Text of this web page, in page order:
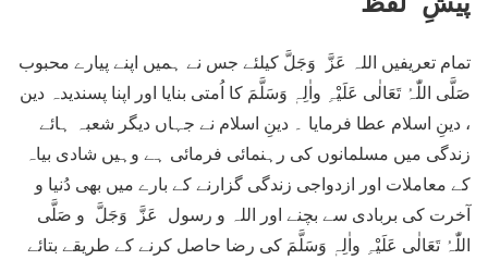
تمام تعریفیں اللہ عَزَّ وَجَلَّ کیلئے جس نے ہمیں اپنے پیارے محبوب
صَلَّی اللّٰہُ تَعَالٰی عَلَیْہِ واٰلِہٖ وَسَلَّمَ کا اُمتی بنایا اور اپنا پسندیدہ دین
، دینِ اسلام عطا فرمایا ۔ دینِ اسلام نے جہاں دیگر شعبہ ہائے
زندگی میں مسلمانوں کی رہنمائی فرمائی ہے وہیں شادی بیاہ
کے معاملات اور ازدواجی زندگی گزارنے کے بارے میں بھی دُنیا و
آخرت کی بربادی سے بچنے اور اللہ و رسول عَزَّ وَجَلَّ و صَلَّی
اللّٰہُ تَعَالٰی عَلَیْہِ واٰلِہٖ وَسَلَّمَ کی رضا حاصل کرنے کے طریقے بتائے